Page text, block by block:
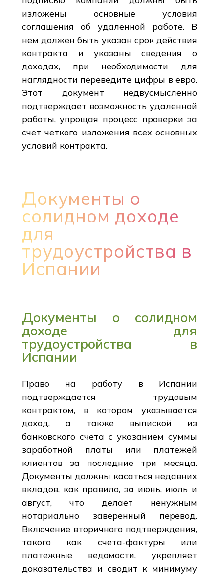
изложены основные условия
соглашения об удаленной работе. В
нем должен быть указан срок действия
контракта и указаны сведения о
доходах, при необходимости для
наглядности переведите цифры в евро.
Этот документ недвусмысленно
подтверждает возможность удаленной
работы, упрощая процесс проверки за
счет четкого изложения всех основных
условий контракта.
Документы о
солидном доходе
для
трудоустройства в
Испании
Документы о солидном
доходе для
трудоустройства в
Испании
Право на работу в Испании
подтверждается трудовым
контрактом, в котором указывается
доход, а также выпиской из
банковского счета с указанием суммы
заработной платы или платежей
клиентов за последние три месяца.
Документы должны касаться недавних
вкладов, как правило, за июнь, июль и
август, что делает ненужным
нотариально заверенный перевод.
Включение вторичного подтверждения,
такого как счета-фактуры или
платежные ведомости, укрепляет
доказательства и сводит к минимуму